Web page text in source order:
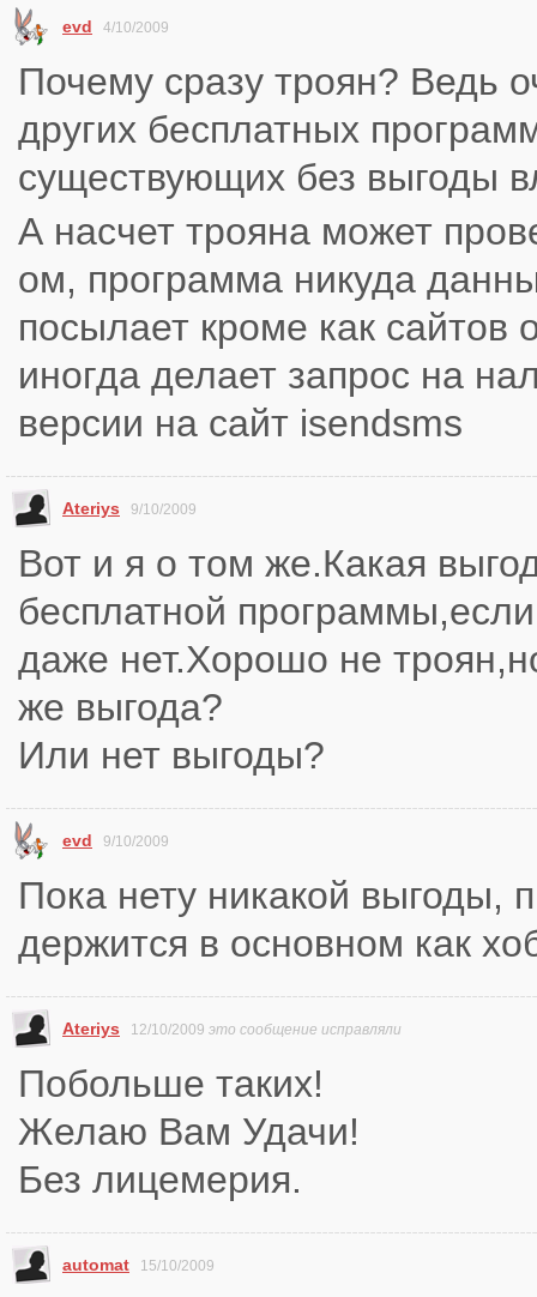
evd 4/10/2009
Почему сразу троян? Ведь
других бесплатных
существующих без выгоды
А насчет трояна может
ом, программа никуда
посылает кроме как сайтов
иногда делает запрос на
версии на сайт isendsms
Ateriys 9/10/2009
Вот и я о том же.Какая
бесплатной
даже нет.Хорошо не
же выгода?
Или нет выгоды?
evd 9/10/2009
Пока нету никакой выгоды,
держится в основном как
Ateriys 12/10/2009 это сообщение исправляли
Побольше таких!
Желаю Вам Удачи!
Без лицемерия.
automat 15/10/2009